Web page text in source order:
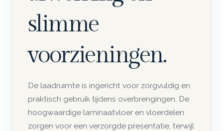
slimme
voorzieningen.
De laadruimte is ingericht voor zorgvuldig en
praktisch gebruik tijdens overbrengingen. De
hoogwaardige laminaatvloer en vloerdelen
zorgen voor een verzorgde presentatie, terwijl